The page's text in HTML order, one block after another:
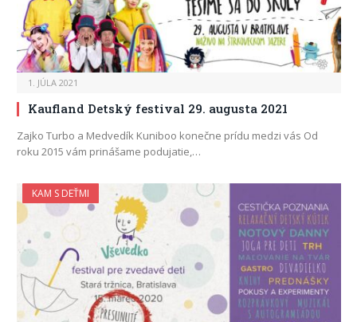
1. JÚLA 2021
Kaufland Detský festival 29. augusta 2021
Zajko Turbo a Medvedík Kuniboo konečne prídu medzi vás Od
roku 2015 vám prinášame podujatie,…
KAM S DEŤMI